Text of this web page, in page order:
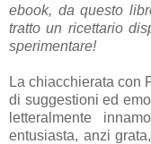
ebook, da questo
tratto un ricettario
sperimentare!
La chiacchierata con
di suggestioni ed
letteralmente
entusiasta, anzi